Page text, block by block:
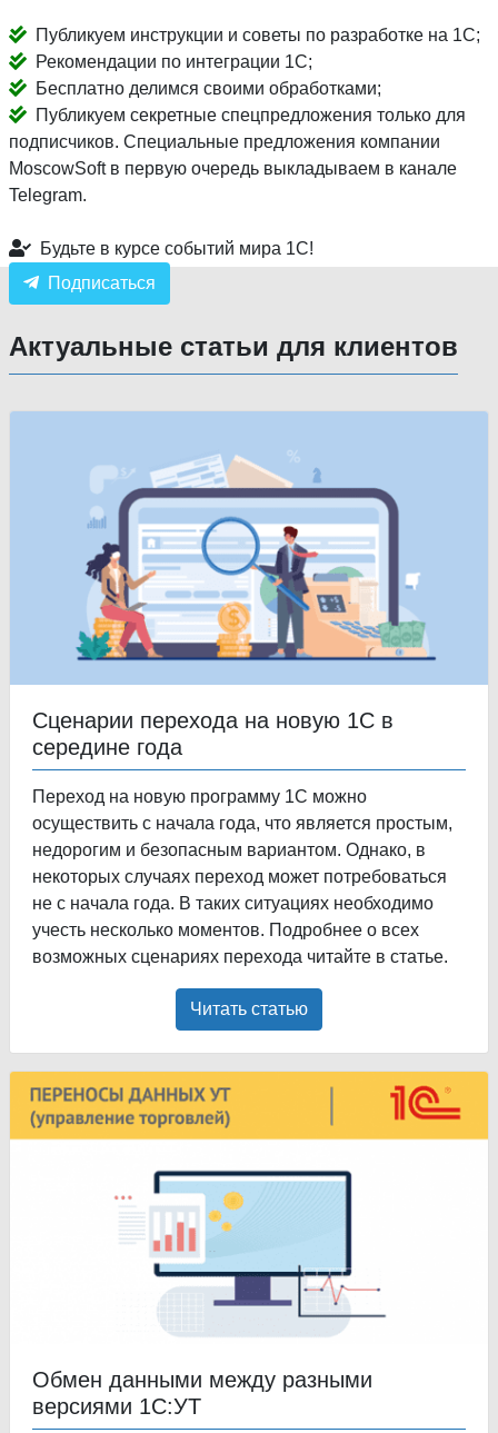
Публикуем инструкции и советы по разработке на 1С;
Рекомендации по интеграции 1С;
Бесплатно делимся своими обработками;
Публикуем секретные спецпредложения только для
подписчиков. Специальные предложения компании
MoscowSoft в первую очередь выкладываем в канале
Telegram.
Будьте в курсе событий мира 1С!
Подписаться
Актуальные статьи для клиентов
Сценарии перехода на новую 1С в
середине года
Переход на новую программу 1С можно
осуществить с начала года, что является простым,
недорогим и безопасным вариантом. Однако, в
некоторых случаях переход может потребоваться
не с начала года. В таких ситуациях необходимо
учесть несколько моментов. Подробнее о всех
возможных сценариях перехода читайте в статье.
Читать статью
Обмен данными между разными
версиями 1С:УТ